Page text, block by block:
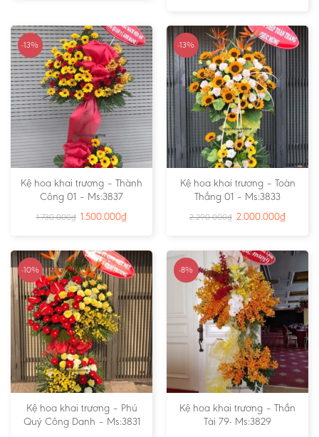
-13%
Kệ hoa khai trương – Thành
Công 01 – Ms:3837
1.730.000₫ 1.500.000₫
-13%
Kệ hoa khai trương – Toàn
Thắng 01 – Ms:3833
2.290.000₫ 2.000.000₫
-10%
Kệ hoa khai trương – Phú
Quý Công Danh – Ms:3831
-8%
Kệ hoa khai trương – Thần
Tài 79- Ms:3829